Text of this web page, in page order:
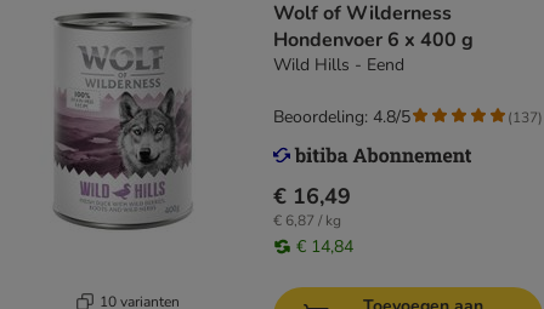
10 varianten
Wolf of Wilderness
Hondenvoer 6 x 400 g
Wild Hills - Eend
€ 16,49
€ 6,87 / kg
€ 14,84
Beoordeling: 4.8/5 (137)